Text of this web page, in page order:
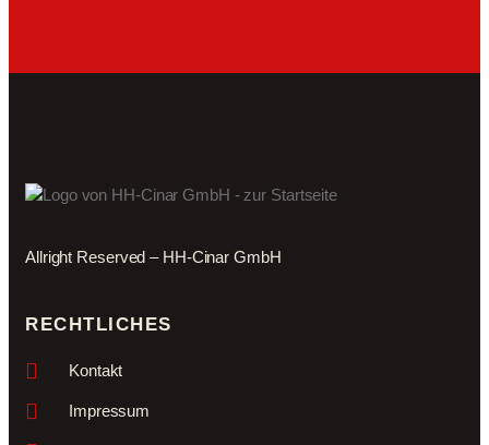
Allright Reserved – HH-Cinar GmbH
RECHTLICHES
Kontakt
Impressum